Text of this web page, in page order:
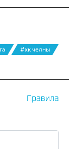
#хк челны
Правила